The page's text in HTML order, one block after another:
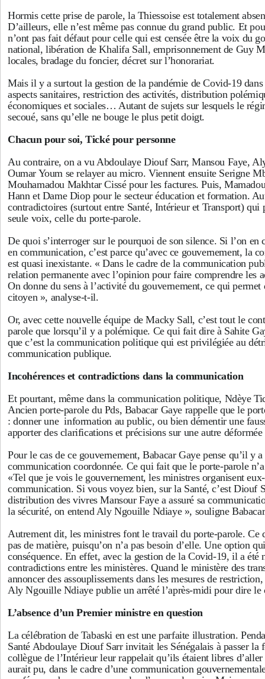
Hormis cette prise de parole, la Thiessoise est totalement
D’ailleurs, elle n’est même pas connue du grand public. Et
n’ont pas fait défaut pour celle qui est censée être la voix du
national, libération de Khalifa Sall, emprisonnement de Guy
locales, bradage du foncier, décret sur l’honorariat.
Mais il y a surtout la gestion de la pandémie de Covid-19
aspects sanitaires, restriction des activités, distribution
économiques et sociales… Autant de sujets sur lesquels le
secoué, sans qu’elle ne bouge le plus petit doigt.
Chacun pour soi, Tické pour personne
Au contraire, on a vu Abdoulaye Diouf Sarr, Mansou Faye,
Oumar Youm se relayer au micro. Viennent ensuite Serigne
Mouhamadou Makhtar Cissé pour les factures. Puis,
Hann et Dame Diop pour le secteur éducation et formation.
contradictoires (surtout entre Santé, Intérieur et Transport) qui
seule voix, celle du porte-parole.
De quoi s’interroger sur le pourquoi de son silence. Si l’on en
en communication, c’est parce qu’avec ce gouvernement, la
est quasi inexistante. « Dans le cadre de la communication
relation permanente avec l’opinion pour faire comprendre les
On donne du sens à l’activité du gouvernement, ce qui
citoyen », analyse-t-il.
Or, avec cette nouvelle équipe de Macky Sall, c’est tout le
parole que lorsqu’il y a polémique. Ce qui fait dire à Sahite
que c’est la communication politique qui est privilégiée au
communication publique.
Incohérences et contradictions dans la communication
Et pourtant, même dans la communication politique, Ndèye
Ancien porte-parole du Pds, Babacar Gaye rappelle que le
: donner une information au public, ou bien démentir une
apporter des clarifications et précisions sur une autre
Pour le cas de ce gouvernement, Babacar Gaye pense qu’il y a
communication coordonnée. Ce qui fait que le porte-parole
«Tel que je vois le gouvernement, les ministres organisent
communication. Si vous voyez bien, sur la Santé, c’est Diouf
distribution des vivres Mansour Faye a assuré sa
la sécurité, on entend Aly Ngouille Ndiaye », souligne
Autrement dit, les ministres font le travail du porte-parole. Ce
pas de matière, puisqu’on n’a pas besoin d’elle. Une option
conséquence. En effet, avec la gestion de la Covid-19, il a été
contradictions entre les ministères. Quand le ministère des
annoncer des assouplissements dans les mesures de
Aly Ngouille Ndiaye publie un arrêté l’après-midi pour dire le
L’absence d’un Premier ministre en question
La célébration de Tabaski en est une parfaite illustration.
Santé Abdoulaye Diouf Sarr invitait les Sénégalais à passer la
collègue de l’Intérieur leur rappelait qu’ils étaient libres
aurait pu, dans le cadre d’une communication